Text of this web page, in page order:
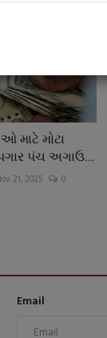
માટે મોટા
પંચ અગાઉ...
21, 2025 0
Email